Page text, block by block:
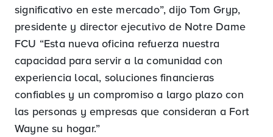
significativo en este mercado”, dijo Tom Gryp,
presidente y director ejecutivo de Notre Dame
FCU “Esta nueva oficina refuerza nuestra
capacidad para servir a la comunidad con
experiencia local, soluciones financieras
confiables y un compromiso a largo plazo con
las personas y empresas que consideran a Fort
Wayne su hogar.”